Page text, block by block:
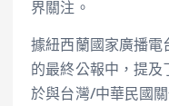
界關注。
據紐西蘭國家廣播電
的最終公報中，提及
於與台灣/中華民國